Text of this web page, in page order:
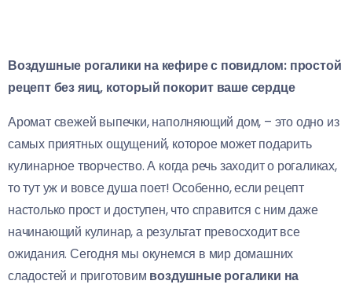
Воздушные рогалики на кефире с повидлом: простой
рецепт без яиц, который покорит ваше сердце
Аромат свежей выпечки, наполняющий дом, – это одно из
самых приятных ощущений, которое может подарить
кулинарное творчество. А когда речь заходит о рогаликах,
то тут уж и вовсе душа поет! Особенно, если рецепт
настолько прост и доступен, что справится с ним даже
начинающий кулинар, а результат превосходит все
ожидания. Сегодня мы окунемся в мир домашних
сладостей и приготовим воздушные рогалики на